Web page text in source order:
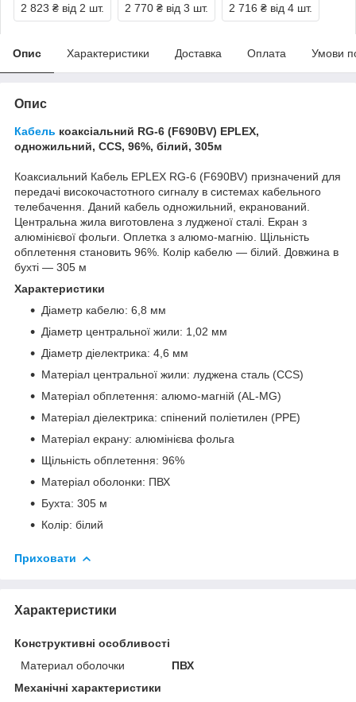
2 823 ₴ від 2 шт. 2 770 ₴ від 3 шт. 2 716 ₴ від 4 шт.
Опис Характеристики Доставка Оплата Умови
Опис
Кабель коаксіальний RG-6 (F690BV) EPLEX,
одножильний, CCS, 96%, білий, 305м
Коаксиальний Кабель EPLEX RG-6 (F690BV) призначений для
передачі високочастотного сигналу в системах кабельного
телебачення. Даний кабель одножильний, екранований.
Центральна жила виготовлена з лудженої сталі. Екран з
алюмінієвої фольги. Оплетка з алюмо-магнію. Щільність
обплетення становить 96%. Колір кабелю — білий. Довжина в
бухті — 305 м
Характеристики
Діаметр кабелю: 6,8 мм
Діаметр центральної жили: 1,02 мм
Діаметр діелектрика: 4,6 мм
Матеріал центральної жили: луджена сталь (CCS)
Матеріал обплетення: алюмо-магній (AL-MG)
Матеріал діелектрика: спінений поліетилен (РРЕ)
Матеріал екрану: алюмінієва фольга
Щільність обплетення: 96%
Матеріал оболонки: ПВХ
Бухта: 305 м
Колір: білий
Приховати
Характеристики
Конструктивні особливості
Материал оболочки
ПВХ
Механічні характеристики